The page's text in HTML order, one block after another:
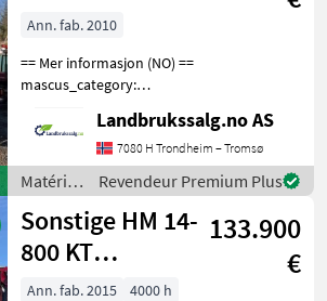
travail
Sonstige
Flishugger
Ann. fab. 2010
== Mer informasjon (NO) ==
mascus_category:
provide reference number
upon request: 8100 See
en.landbrukssalg.no/8100
for more images Spe
Landbrukssalg.no AS
7080 H Trondheim – Tromsø
Matériels
forestiers
et
matériels
pour le
travail
Revendeur Premium Plus
Sonstige HM 14-
800 KT
Flishugger
133.900
€
Ann. fab. 2015
4000 h